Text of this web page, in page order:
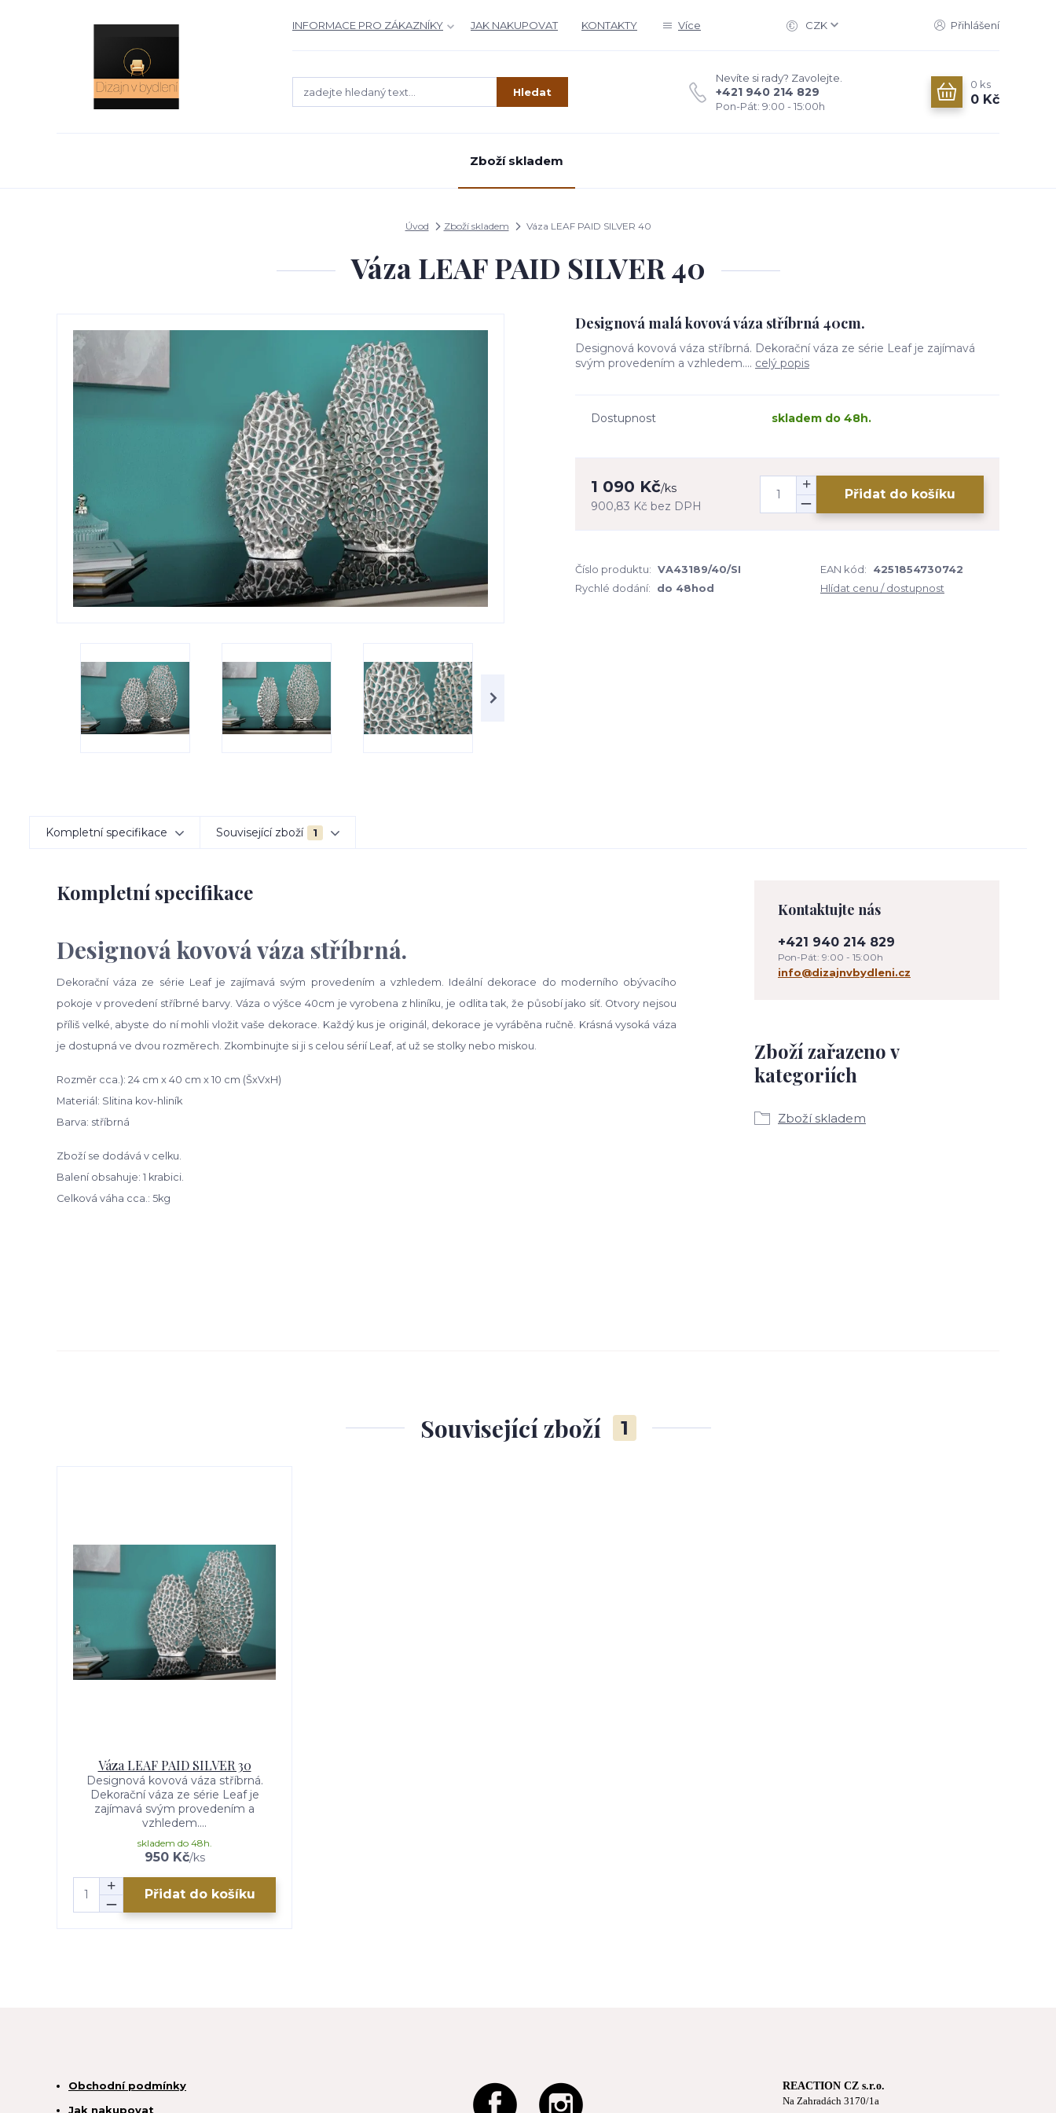
INFORMACE PRO ZÁKAZNÍKY JAK NAKUPOVAT KONTAKTY Více CZK Přihlášení
Hledat
Nevíte si rady? Zavolejte.
+421 940 214 829
Pon-Pát: 9:00 - 15:00h
0 ks
0 Kč
Zboží skladem
Úvod Zboží skladem Váza LEAF PAID SILVER 40
Váza LEAF PAID SILVER 40
Designová malá kovová váza stříbrná 40cm.
Designová kovová váza stříbrná. Dekorační váza ze série Leaf je zajímavá
svým provedením a vzhledem.... celý popis
Dostupnost skladem do 48h.
1 090 Kč/ks
900,83 Kč bez DPH
Přidat do košíku
Číslo produktu: VA43189/40/SI EAN kód:
4251854730742
Rychlé dodání:
do 48hod Hlídat cenu / dostupnost
Kompletní specifikace Související zboží 1
Kompletní specifikace
Designová kovová váza stříbrná.
Dekorační váza ze série Leaf je zajímavá svým provedením a vzhledem. Ideální dekorace do moderního obývacího
pokoje v provedení stříbrné barvy. Váza o výšce 40cm je vyrobena z hliníku, je odlita tak, že působí jako síť. Otvory nejsou
příliš velké, abyste do ní mohli vložit vaše dekorace. Každý kus je originál, dekorace je vyráběna ručně. Krásná vysoká váza
je dostupná ve dvou rozměrech. Zkombinujte si ji s celou sérií Leaf, ať už se stolky nebo miskou.
Rozměr cca.): 24 cm x 40 cm x 10 cm (ŠxVxH)
Materiál: Slitina kov-hliník
Barva: stříbrná
Zboží se dodává v celku.
Balení obsahuje: 1 krabici.
Celková váha cca.: 5kg
Zboží zařazeno v
kategoriích
Zboží skladem
Kontaktujte nás
+421 940 214 829
Pon-Pát: 9:00 - 15:00h
info@dizajnvbydleni.cz
Související zboží 1
Váza LEAF PAID SILVER 30
Designová kovová váza stříbrná.
Dekorační váza ze série Leaf je
zajímavá svým provedením a
vzhledem....
950 Kč/ks
skladem do 48h.
Přidat do košíku
Obchodní podmínky
Jak nakupovat
REACTION CZ s.r.o.
Na Zahradách 3170/1a